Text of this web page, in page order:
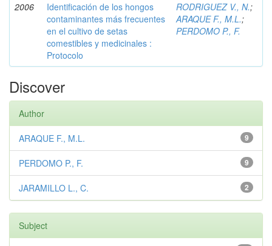
2006
Identificación de los hongos
contaminantes más frecuentes
en el cultivo de setas
comestibles y medicinales :
Protocolo
RODRIGUEZ V., N.;
ARAQUE F., M.L.;
PERDOMO P., F.
Discover
Author
9
ARAQUE F., M.L.
9
PERDOMO P., F.
2
JARAMILLO L., C.
Subject